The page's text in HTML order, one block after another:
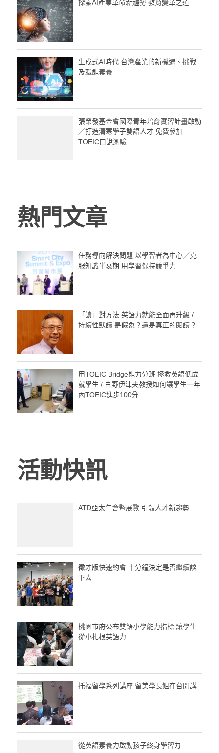
探索AI產業革命新趨勢 教育變革之道
生成式AI時代 台灣產業的新機遇、挑戰
及職能素養
張榮發基金會國際青年培育實習計畫啟動
／打造清寒學子雙語人才 免費參加
TOEIC口說測驗
熱門文章
任務導向解決問題 以學習者為中心／克
服知識半衰期 用學習保持競爭力
「讀」對方法 英語力就能全面再升級 /
持續性默讀 是假象？還是真正的閱讀？
用TOEIC Bridge能力分班 拯救英語低成
就學生 / 白野伊津夫教授如何讓學生一年
內TOEIC進步100分
活動快訊
ATD亞太年會暨展覽 引領人才新趨勢
徵才版快速約會 十分鐘決定是否繼續談
下去
桃園市府公布雙語小學能力指標 讓學生
從小扎根英語力
托福留學系列講座 留美學長姐在台開講
從英語素養力啟動孩子終身學習力